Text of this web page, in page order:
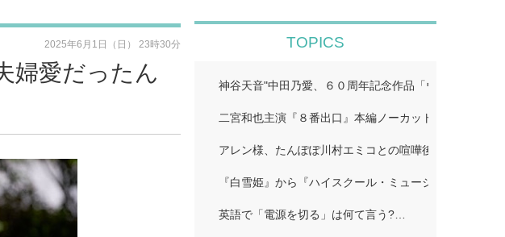
婦愛だったん
2025年6月1日（日） 23時30分 TOPICS
神谷天音"中田乃愛、６０周年記念作品「ウルトラマン
二宮和也主演『８番出口』本編ノーカット地上波初放
アレン様、たんぽぽ川村エミコとの喧嘩後に「初めて
『白雪姫』から『ハイスクール・ミュージカル/ザ・ム
英語で「電源を切る」は何て言う?…